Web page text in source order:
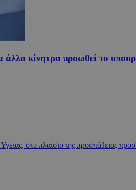
κίνητρα προωθεί το
στο πλαίσιο της προσπάθειας